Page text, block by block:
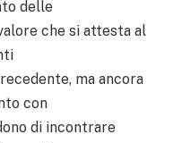
delle
che si attesta al
ma ancora
con
di incontrare